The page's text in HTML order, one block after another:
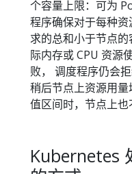
个容量上限：可为
程序确保对于每种
求的总和小于节点
际内存或 CPU 资源
败， 调度程序仍会
稍后节点上资源用
值区间时，节点上也
Kubernetes